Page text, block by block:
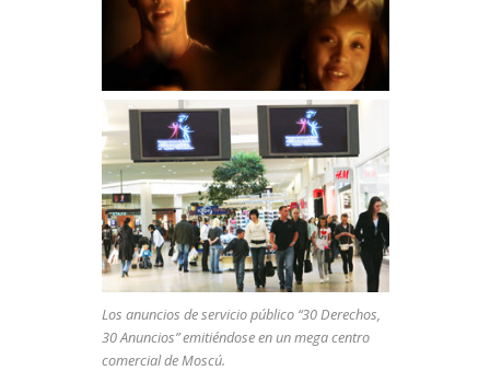
Los anuncios de servicio público “30 Derechos,
30 Anuncios” emitiéndose en un mega centro
comercial de Moscú.